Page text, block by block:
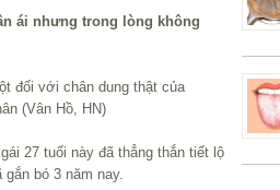
ái nhưng trong lòng không
đối với chân dung thật của
(Vân Hồ, HN)
27 tuổi này đã thẳng thắn tiết lộ
bó 3 năm nay.